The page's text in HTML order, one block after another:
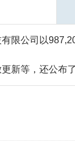
限公司以
新等，还公布